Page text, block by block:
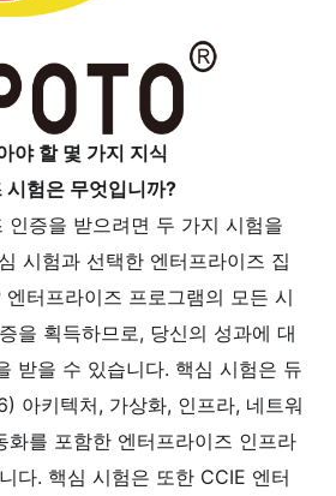
야 할 몇 가지 지식
험은 무엇입니까?
인증을 받으려면 두 가지 시험을
시험과 선택한 엔터프라이즈 집
터프라이즈 프로그램의 모든 시
을 획득하므로, 당신의 성과에 대
받을 수 있습니다. 핵심 시험은 듀
아키텍처, 가상화, 인프라, 네트워
화를 포함한 엔터프라이즈 인프라
다. 핵심 시험은 또한 CCIE 엔터